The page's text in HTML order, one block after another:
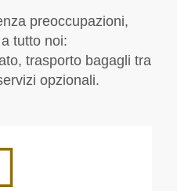
preoccupazioni,
tutto noi:
trasporto bagagli tra
opzionali.